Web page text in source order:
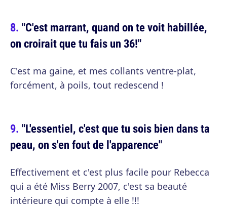
"C'est marrant, quand on te voit habillée,
on croirait que tu fais un 36!"
C'est ma gaine, et mes collants ventre-plat,
forcément, à poils, tout redescend !
"L'essentiel, c'est que tu sois bien dans ta
peau, on s'en fout de l'apparence"
Effectivement et c'est plus facile pour Rebecca
qui a été Miss Berry 2007, c'est sa beauté
intérieure qui compte à elle !!!